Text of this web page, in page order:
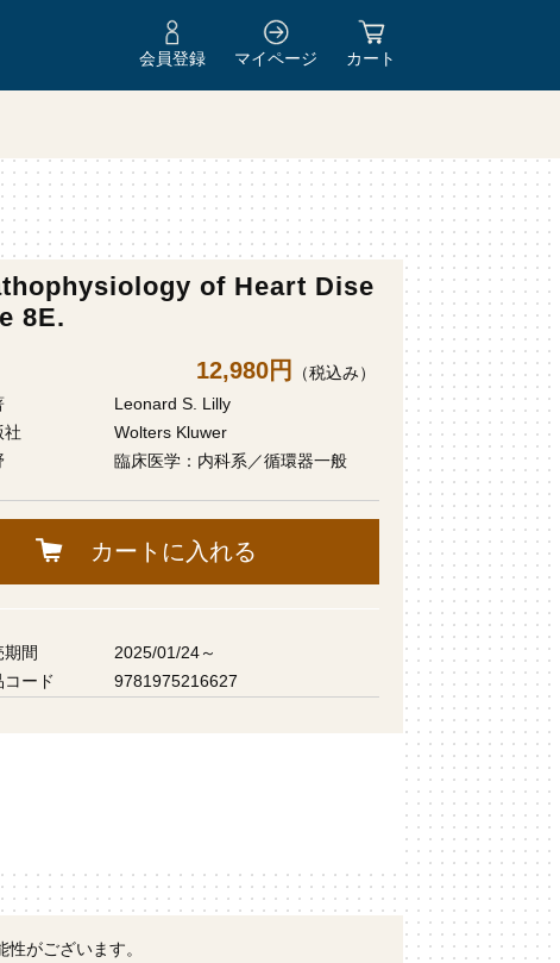
会員登録 マイページ カート
of Heart Dise
8E.
12,980円
（税込み）
Leonard S. Lilly
社
Wolters Kluwer
臨床医学：内科系／循環器一般
カートに入れる
期間
2025/01/24～
コード
9781975216627
性がございます。